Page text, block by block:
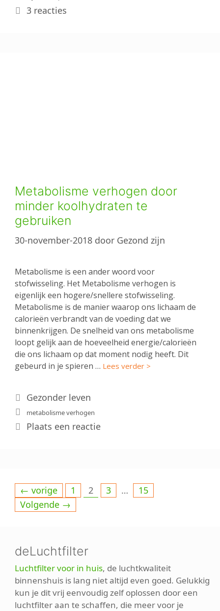
3 reacties
Metabolisme verhogen door
minder koolhydraten te
gebruiken
30-november-2018 door Gezond zijn
Metabolisme is een ander woord voor
stofwisseling. Het Metabolisme verhogen is
eigenlijk een hogere/snellere stofwisseling.
Metabolisme is de manier waarop ons lichaam de
calorieën verbrandt van de voeding dat we
binnenkrijgen. De snelheid van ons metabolisme
loopt gelijk aan de hoeveelheid energie/calorieën
die ons lichaam op dat moment nodig heeft. Dit
gebeurd in je spieren … Lees verder >
Categorieën
Gezonder leven
Tags
metabolisme verhogen
Plaats een reactie
← vorige Pagina
1 Pagina
2 Pagina
3 … Pagina
15
Volgende →
deLuchtfilter
Luchtfilter voor in huis, de luchtkwaliteit
binnenshuis is lang niet altijd even goed. Gelukkig
kun je dit vrij eenvoudig zelf oplossen door een
luchtfilter aan te schaffen, die meer voor je